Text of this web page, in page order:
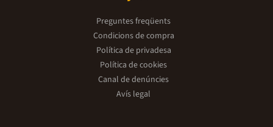
Preguntes freqüents
Condicions de compra
Política de privadesa
Política de cookies
Canal de denúncies
Avís legal